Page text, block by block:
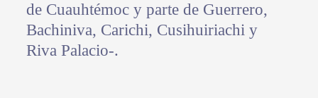
de Cuauhtémoc y parte de Guerrero,
Bachiniva, Carichi, Cusihuiriachi y
Riva Palacio-.